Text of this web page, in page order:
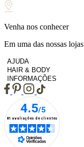
Venha nos conhecer
Em uma das nossas lojas
AJUDA
HAIR & BODY
INFORMAÇÕES